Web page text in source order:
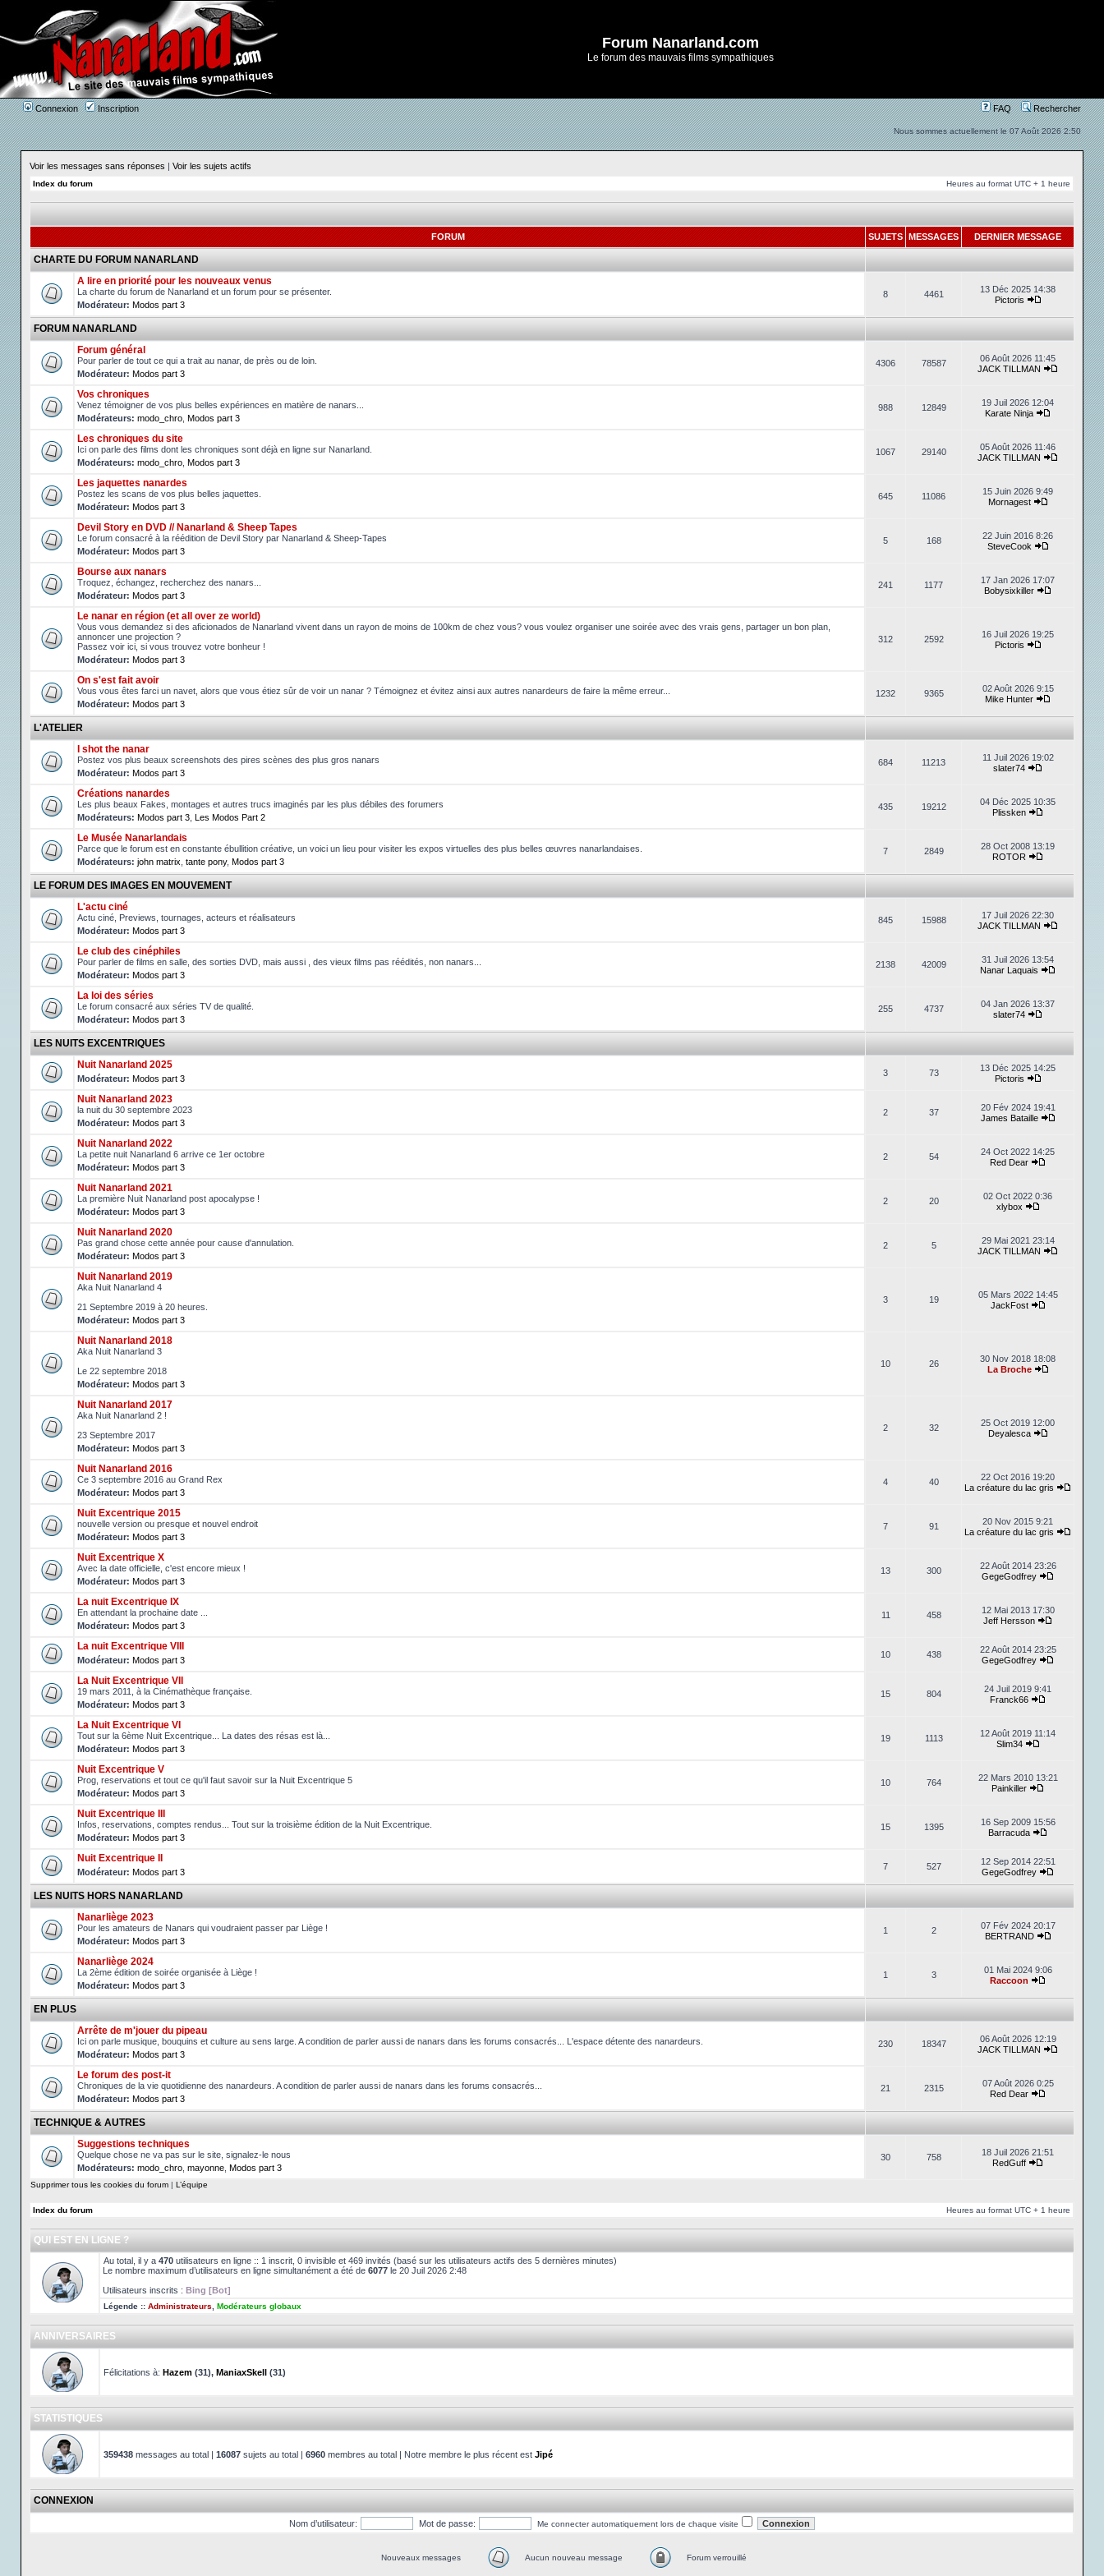
Forum Nanarland.com
Le forum des mauvais films sympathiques
Connexion Inscription FAQ Rechercher
Nous sommes actuellement le 07 Août 2026 2:50
Voir les messages sans réponses | Voir les sujets actifs
Index du forum Heures au format UTC + 1 heure
FORUM SUJETSMESSAGES DERNIER MESSAGE
CHARTE DU FORUM NANARLAND
A lire en priorité pour les nouveaux venus
La charte du forum de Nanarland et un forum pour se présenter.
Modérateur: Modos part 3
8 4461
13 Déc 2025 14:38
Pictoris
FORUM NANARLAND
Forum général
Pour parler de tout ce qui a trait au nanar, de près ou de loin.
Modérateur: Modos part 3
4306 78587
06 Août 2026 11:45
JACK TILLMAN
Vos chroniques
Venez témoigner de vos plus belles expériences en matière de nanars...
Modérateurs: modo_chro Modos part 3
988 12849
19 Juil 2026 12:04
Karate Ninja
Les chroniques du site
Ici on parle des films dont les chroniques sont déjà en ligne sur Nanarland.
Modérateurs: modo_chro Modos part 3
1067 29140
05 Août 2026 11:46
JACK TILLMAN
Les jaquettes nanardes
Postez les scans de vos plus belles jaquettes.
Modérateur: Modos part 3
645 11086
15 Juin 2026 9:49
Mornagest
Devil Story en DVD // Nanarland & Sheep Tapes
Le forum consacré à la réédition de Devil Story par Nanarland & Sheep-Tapes
Modérateur: Modos part 3
5 168
22 Juin 2016 8:26
SteveCook
Bourse aux nanars
Troquez, échangez, recherchez des nanars...
Modérateur: Modos part 3
241 1177
17 Jan 2026 17:07
Bobysixkiller
Le nanar en région (et all over ze world)
Vous vous demandez si des aficionados de Nanarland vivent dans un rayon de moins de 100km de chez vous? vous voulez organiser une soirée avec des vrais gens, partager un bon plan,
annoncer une projection ?
Passez voir ici, si vous trouvez votre bonheur !
Modérateur: Modos part 3
312 2592
16 Juil 2026 19:25
Pictoris
On s'est fait avoir
Vous vous êtes farci un navet, alors que vous étiez sûr de voir un nanar ? Témoignez et évitez ainsi aux autres nanardeurs de faire la même erreur...
Modérateur: Modos part 3
1232 9365
02 Août 2026 9:15
Mike Hunter
L'ATELIER
I shot the nanar
Postez vos plus beaux screenshots des pires scènes des plus gros nanars
Modérateur: Modos part 3
684 11213
11 Juil 2026 19:02
slater74
Créations nanardes
Les plus beaux Fakes, montages et autres trucs imaginés par les plus débiles des forumers
Modérateurs: Modos part 3 Les Modos Part 2
435 19212
04 Déc 2025 10:35
Plissken
Le Musée Nanarlandais
Parce que le forum est en constante ébullition créative, un voici un lieu pour visiter les expos virtuelles des plus belles œuvres nanarlandaises.
Modérateurs: john matrix tante pony, Modos part 3
7 2849
28 Oct 2008 13:19
ROTOR
LE FORUM DES IMAGES EN MOUVEMENT
L'actu ciné
Actu ciné, Previews, tournages, acteurs et réalisateurs
Modérateur: Modos part 3
845 15988
17 Juil 2026 22:30
JACK TILLMAN
Le club des cinéphiles
Pour parler de films en salle, des sorties DVD, mais aussi , des vieux films pas réédités, non nanars...
Modérateur: Modos part 3
2138 42009
31 Juil 2026 13:54
Nanar Laquais
La loi des séries
Le forum consacré aux séries TV de qualité.
Modérateur: Modos part 3
255 4737
04 Jan 2026 13:37
slater74
LES NUITS EXCENTRIQUES
Nuit Nanarland 2025
Modérateur: Modos part 3
3 73
13 Déc 2025 14:25
Pictoris
Nuit Nanarland 2023
la nuit du 30 septembre 2023
Modérateur: Modos part 3
2 37
20 Fév 2024 19:41
James Bataille
Nuit Nanarland 2022
La petite nuit Nanarland 6 arrive ce 1er octobre
Modérateur: Modos part 3
2 54
24 Oct 2022 14:25
Red Dear
Nuit Nanarland 2021
La première Nuit Nanarland post apocalypse !
Modérateur: Modos part 3
2 20
02 Oct 2022 0:36
xlybox
Nuit Nanarland 2020
Pas grand chose cette année pour cause d'annulation.
Modérateur: Modos part 3
2 5
29 Mai 2021 23:14
JACK TILLMAN
Nuit Nanarland 2019
Aka Nuit Nanarland 4
21 Septembre 2019 à 20 heures.
Modérateur: Modos part 3
3 19
05 Mars 2022 14:45
JackFost
Nuit Nanarland 2018
Aka Nuit Nanarland 3
Le 22 septembre 2018
Modérateur: Modos part 3
10 26
30 Nov 2018 18:08
La Broche
Nuit Nanarland 2017
Aka Nuit Nanarland 2 !
23 Septembre 2017
Modérateur: Modos part 3
2 32
25 Oct 2019 12:00
Deyalesca
Nuit Nanarland 2016
Ce 3 septembre 2016 au Grand Rex
Modérateur: Modos part 3
4 40
22 Oct 2016 19:20
La créature du lac gris
Nuit Excentrique 2015
nouvelle version ou presque et nouvel endroit
Modérateur: Modos part 3
7 91
20 Nov 2015 9:21
La créature du lac gris
Nuit Excentrique X
Avec la date officielle, c'est encore mieux !
Modérateur: Modos part 3
13 300
22 Août 2014 23:26
GegeGodfrey
La nuit Excentrique IX
En attendant la prochaine date ...
Modérateur: Modos part 3
11 458
12 Mai 2013 17:30
Jeff Hersson
La nuit Excentrique VIII
Modérateur: Modos part 3
10 438
22 Août 2014 23:25
GegeGodfrey
La Nuit Excentrique VII
19 mars 2011, à la Cinémathèque française.
Modérateur: Modos part 3
15 804
24 Juil 2019 9:41
Franck66
La Nuit Excentrique VI
Tout sur la 6ème Nuit Excentrique... La dates des résas est là...
Modérateur: Modos part 3
19 1113
12 Août 2019 11:14
Slim34
Nuit Excentrique V
Prog, reservations et tout ce qu'il faut savoir sur la Nuit Excentrique 5
Modérateur: Modos part 3
10 764
22 Mars 2010 13:21
Painkiller
Nuit Excentrique III
Infos, reservations, comptes rendus... Tout sur la troisième édition de la Nuit Excentrique.
Modérateur: Modos part 3
15 1395
16 Sep 2009 15:56
Barracuda
Nuit Excentrique II
Modérateur: Modos part 3
7 527
12 Sep 2014 22:51
GegeGodfrey
LES NUITS HORS NANARLAND
Nanarliège 2023
Pour les amateurs de Nanars qui voudraient passer par Liège !
Modérateur: Modos part 3
1 2
07 Fév 2024 20:17
BERTRAND
Nanarliège 2024
La 2ème édition de soirée organisée à Liège !
Modérateur: Modos part 3
1 3
01 Mai 2024 9:06
Raccoon
EN PLUS
Arrête de m'jouer du pipeau
Ici on parle musique, bouquins et culture au sens large. A condition de parler aussi de nanars dans les forums consacrés... L'espace détente des nanardeurs.
Modérateur: Modos part 3
230 18347
06 Août 2026 12:19
JACK TILLMAN
Le forum des post-it
Chroniques de la vie quotidienne des nanardeurs. A condition de parler aussi de nanars dans les forums consacrés...
Modérateur: Modos part 3
21 2315
07 Août 2026 0:25
Red Dear
TECHNIQUE & AUTRES
Suggestions techniques
Quelque chose ne va pas sur le site, signalez-le nous
Modérateurs: modo_chro mayonne Modos part 3
30 758
18 Juil 2026 21:51
RedGuff
Supprimer tous les cookies du forum | L’équipe
Index du forum Heures au format UTC + 1 heure
QUI EST EN LIGNE ?
Au total, il y a 470 utilisateurs en ligne :: 1 inscrit, 0 invisible et 469 invités (basé sur les utilisateurs actifs des 5 dernières minutes)
Le nombre maximum d’utilisateurs en ligne simultanément a été de 6077 le 20 Juil 2026 2:48
Utilisateurs inscrits : Bing [Bot]
Légende :: Administrateurs Modérateurs globaux
ANNIVERSAIRES
Félicitations à: Hazem (31), ManiaxSkell (31)
STATISTIQUES
359438 messages au total | 16087 sujets au total | 6960 membres au total | Notre membre le plus récent est Jipé
CONNEXION
Nom d’utilisateur: Mot de passe: Me connecter automatiquement lors de chaque visite
Nouveaux messages Aucun nouveau message Forum verrouillé